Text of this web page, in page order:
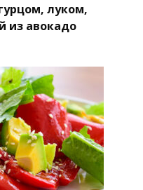
луком,
из авокадо